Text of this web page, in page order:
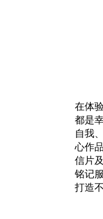
在体
都是
自我
心作
信片
铭记
打造